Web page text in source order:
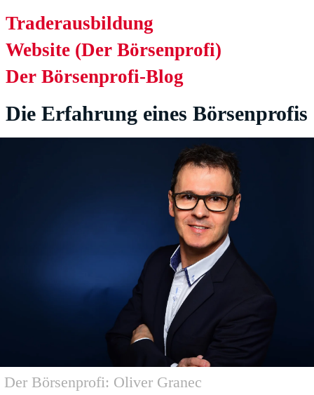
Traderausbildung
Website (Der Börsenprofi)
Der Börsenprofi-Blog
Die Erfahrung eines Börsenprofis
Der Börsenprofi: Oliver Granec